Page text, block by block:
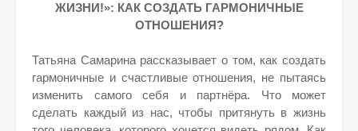
ЖИЗНИ!»: КАК СОЗДАТЬ ГАРМОНИЧНЫЕ
ОТНОШЕНИЯ?
Татьяна Самарина рассказывает о том, как создать
гармоничные и счастливые отношения, не пытаясь
изменить самого себя и партнёра. Что может
сделать каждый из нас, чтобы притянуть в жизнь